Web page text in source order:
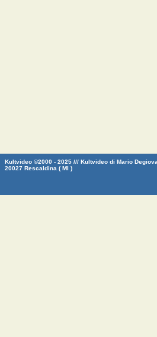
Kultvideo ©2000 - 2025 /// Kultvideo di Mario
20027 Rescaldina ( MI )